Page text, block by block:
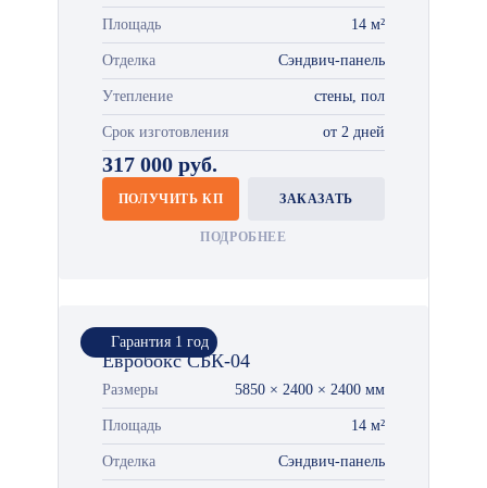
Площадь 14 м²
Отделка Сэндвич-панель
Утепление стены, пол
Срок изготовления от 2 дней
317 000 руб.
ПОЛУЧИТЬ КП ЗАКАЗАТЬ
ПОДРОБНЕЕ
Гарантия 1 год
Евробокс СБК-04
Размеры 5850 × 2400 × 2400 мм
Площадь 14 м²
Отделка Сэндвич-панель